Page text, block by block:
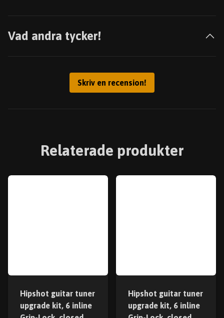
Vad andra tycker!
Skriv en recension!
Relaterade produkter
Hipshot guitar tuner
upgrade kit, 6 inline
Hipshot guitar tuner
upgrade kit, 6 inline